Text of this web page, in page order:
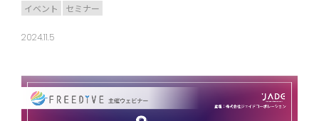
イベント セミナー
2024.11.5